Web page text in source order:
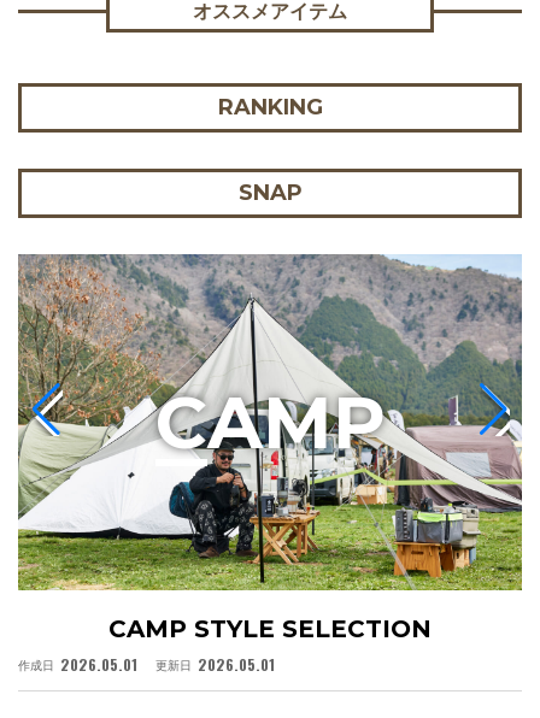
オススメアイテム
RANKING
SNAP
CAMP STYLE SELECTION
作成日 2026.05.01 更新日 2026.05.01
CAMP